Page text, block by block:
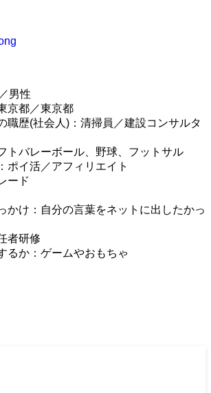
男性
京都／東京都
職歴(社会人)：清掃員／建設コンサルタ
トバレーボール、野球、フットサル
ポイ活／アフィリエイト
ード
かけ：自分の言葉をネットに出したかっ
者研修
るか：ゲームやおもちゃ